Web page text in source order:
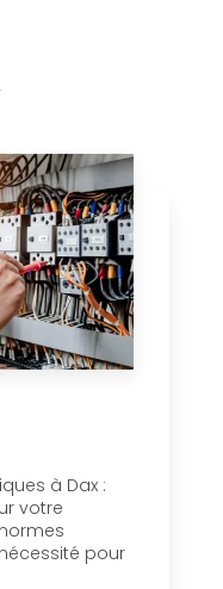
à Dax :
votre
pour